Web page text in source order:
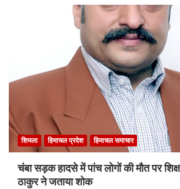
शिमला हिमाचल प्रदेश हिमाचल समाचार
चंबा सड़क हादसे में पांच लोगों की मौत पर
ठाकुर ने जताया शोक